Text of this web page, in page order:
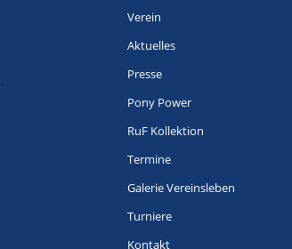
Verein
Aktuelles
Presse
Pony Power
RuF Kollektion
Termine
Galerie Vereinsleben
Turniere
Kontakt